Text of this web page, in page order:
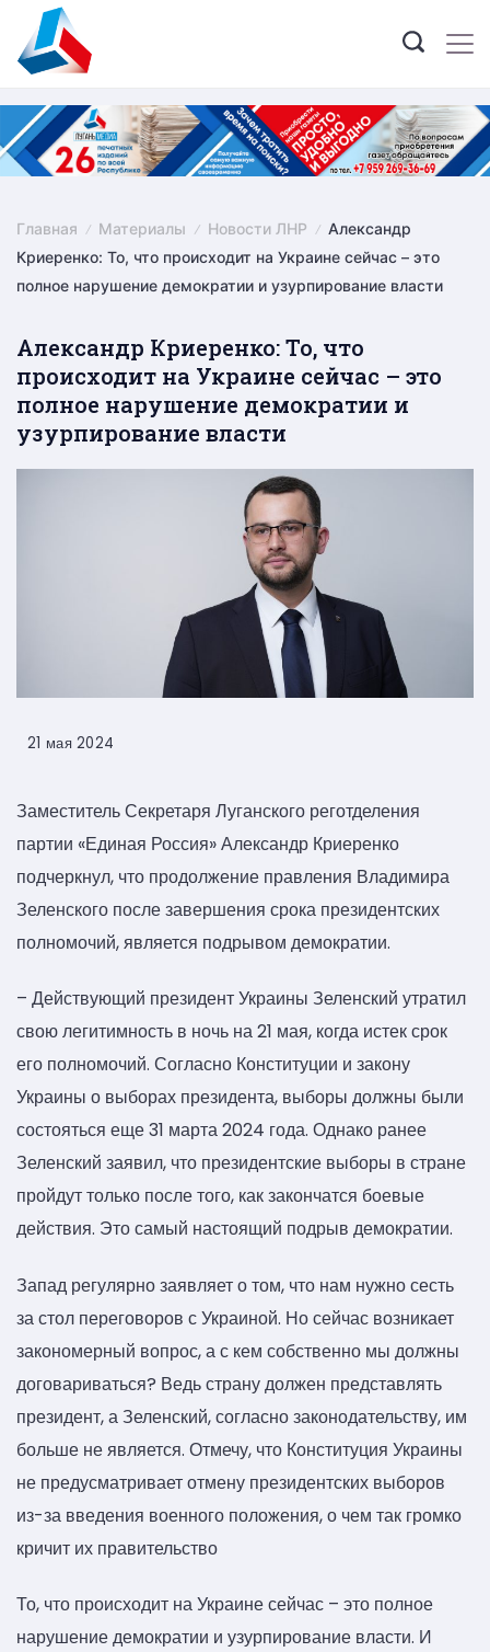
content
Главная Материалы Новости ЛНР
Александр
Криеренко: То, что происходит на Украине сейчас – это
полное нарушение демократии и узурпирование власти
Александр Криеренко: То, что
происходит на Украине сейчас – это
полное нарушение демократии и
узурпирование власти
21 мая 2024
Заместитель Секретаря Луганского реготделения
партии «Единая Россия» Александр Криеренко
подчеркнул, что продолжение правления Владимира
Зеленского после завершения срока президентских
полномочий, является подрывом демократии.
– Действующий президент Украины Зеленский утратил
свою легитимность в ночь на 21 мая, когда истек срок
его полномочий. Согласно Конституции и закону
Украины о выборах президента, выборы должны были
состояться еще 31 марта 2024 года. Однако ранее
Зеленский заявил, что президентские выборы в стране
пройдут только после того, как закончатся боевые
действия. Это самый настоящий подрыв демократии.
Запад регулярно заявляет о том, что нам нужно сесть
за стол переговоров с Украиной. Но сейчас возникает
закономерный вопрос, а с кем собственно мы должны
договариваться? Ведь страну должен представлять
президент, а Зеленский, согласно законодательству, им
больше не является. Отмечу, что Конституция Украины
не предусматривает отмену президентских выборов
из-за введения военного положения, о чем так громко
кричит их правительство
То, что происходит на Украине сейчас – это полное
нарушение демократии и узурпирование власти. И